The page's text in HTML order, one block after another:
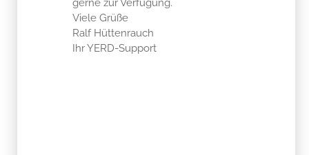
gerne zur Verfügung.
Viele Grüße
Ralf Hüttenrauch
Ihr YERD-Support